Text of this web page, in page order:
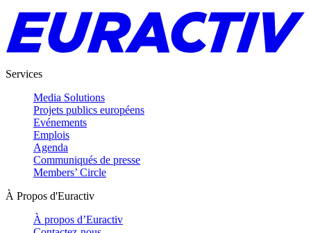
Services
Media Solutions
Projets publics européens
Evénements
Emplois
Agenda
Communiqués de presse
Members’ Circle
À Propos d'Euractiv
À propos d’Euractiv